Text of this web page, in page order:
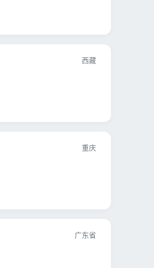
西藏
重庆
广东省